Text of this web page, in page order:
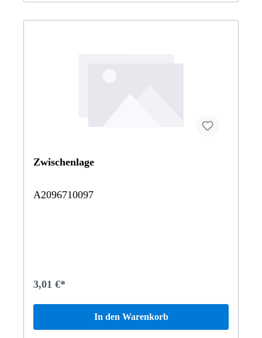
Zwischenlage
A2096710097
3,01 €*
In den Warenkorb